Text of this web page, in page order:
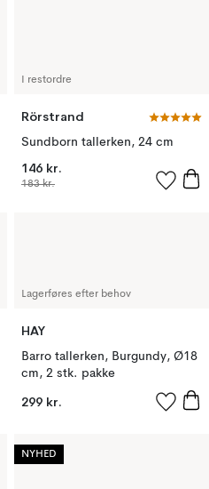
I restordre
Rörstrand
Sundborn tallerken, 24 cm
146 kr.
183 kr.
Lagerføres efter behov
HAY
Barro tallerken, Burgundy, Ø18
cm, 2 stk. pakke
299 kr.
NYHED